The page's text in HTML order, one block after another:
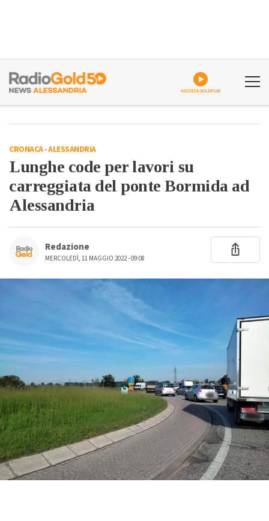
ASCOLTA GOLDPLAY
CRONACA-ALESSANDRIA
Lunghe code per lavori su
carreggiata del ponte Bormida ad
Alessandria
Redazione
MERCOLEDÌ, 11 MAGGIO 2022 - 09:08